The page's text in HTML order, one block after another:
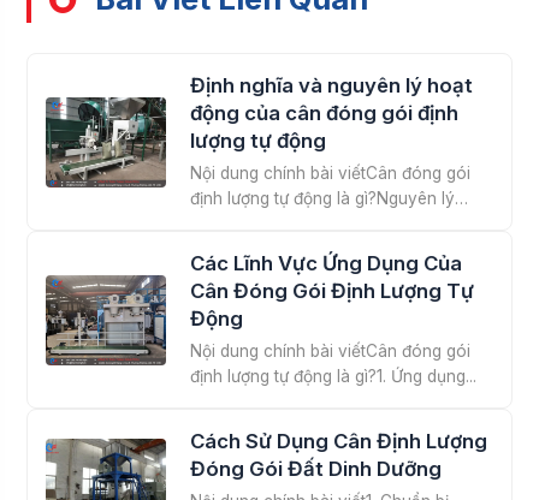
Định nghĩa và nguyên lý hoạt
động của cân đóng gói định
lượng tự động
Nội dung chính bài viếtCân đóng gói
định lượng tự động là gì?Nguyên lý
Các Lĩnh Vực Ứng Dụng Của
Cân Đóng Gói Định Lượng Tự
Động
Nội dung chính bài viếtCân đóng gói
định lượng tự động là gì?1. Ứng dụng...
Cách Sử Dụng Cân Định Lượng
Đóng Gói Đất Dinh Dưỡng